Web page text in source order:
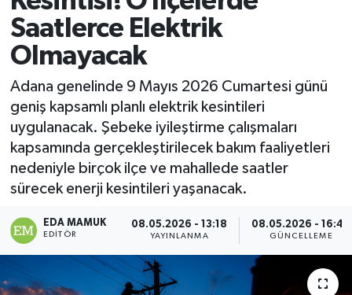
Saatlerce Elektrik
Olmayacak
Adana genelinde 9 Mayıs 2026 Cumartesi günü
geniş kapsamlı planlı elektrik kesintileri
uygulanacak. Şebeke iyileştirme çalışmaları
kapsamında gerçekleştirilecek bakım faaliyetleri
nedeniyle birçok ilçe ve mahallede saatler
sürecek enerji kesintileri yaşanacak.
EDA MAMUK
EDITÖR
08.05.2026 - 13:18
YAYINLANMA
08.05.2026 - 16:49
GÜNCELLEME
Magazin
Özel
Resmi İlanlar
Sağlık
Siyaset
Spor
Yaşam